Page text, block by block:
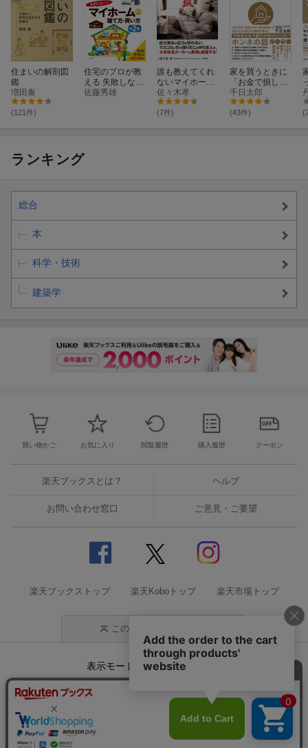
住まいの解剖図
鑑
増田奏
(121件)
住宅のプロが教
える 失敗しな
い！マイホーム
佐藤秀雄
誰も教えてくれ
ないマイホーム
建築の罠
佐々木孝
(7件)
家を買うときに
「お金で損した
くない人」が読
む本
千日太郎
(43件)
ランキング
総合
本
科学・技術
建築学
買い物かご お気に入り 閲覧履歴 購入履歴 クーポン
楽天ブックスとは？ ヘルプ
お問い合わせ窓口 ご意見・ご要望
楽天ブックストップ 楽天Koboトップ 楽天市場トップ
このページの先頭に戻る
表示モード モバイル
企業情報 個人情報保護方針
特定商取引法に基づく表記